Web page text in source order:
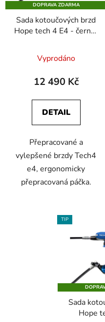
DOPRAVA ZDARMA
Sada kotoučových brzd
Hope tech 4 E4 - černo/
Vyprodáno
12 490 Kč
DETAIL
Přepracované a
vylepšené brzdy Tech4
e4, ergonomicky
přepracovaná páčka.
TIP
Sada
Hope